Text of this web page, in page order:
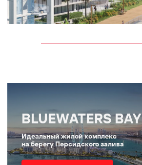
BLUEWATERS BAY
Идеальный жилой комплекс
на берегу Персидского залива